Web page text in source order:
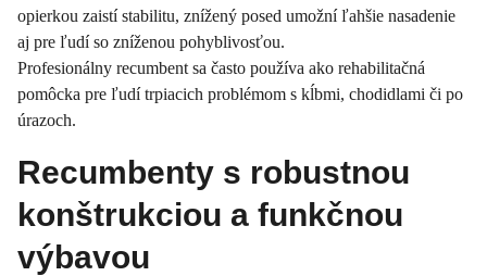
opierkou zaistí stabilitu, znížený posed umožní ľahšie nasadenie
aj pre ľudí so zníženou pohyblivosťou.
Profesionálny recumbent sa často používa ako rehabilitačná
pomôcka pre ľudí trpiacich problémom s kĺbmi, chodidlami či po
úrazoch.
Recumbenty s robustnou
konštrukciou a funkčnou
výbavou